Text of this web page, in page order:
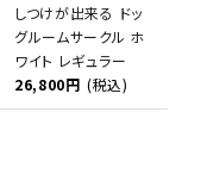
しつけが出来る ドッ
グルームサークル ホ
ワイト レギュラー
26,800円 (税込)